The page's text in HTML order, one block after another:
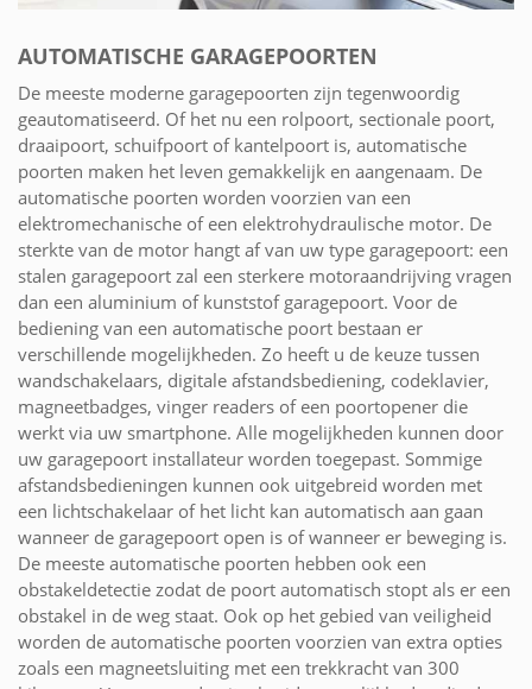
AUTOMATISCHE GARAGEPOORTEN
De meeste moderne garagepoorten zijn tegenwoordig
geautomatiseerd. Of het nu een rolpoort, sectionale poort,
draaipoort, schuifpoort of kantelpoort is, automatische
poorten maken het leven gemakkelijk en aangenaam. De
automatische poorten worden voorzien van een
elektromechanische of een elektrohydraulische motor. De
sterkte van de motor hangt af van uw type garagepoort: een
stalen garagepoort zal een sterkere motoraandrijving vragen
dan een aluminium of kunststof garagepoort. Voor de
bediening van een automatische poort bestaan er
verschillende mogelijkheden. Zo heeft u de keuze tussen
wandschakelaars, digitale afstandsbediening, codeklavier,
magneetbadges, vinger readers of een poortopener die
werkt via uw smartphone. Alle mogelijkheden kunnen door
uw garagepoort installateur worden toegepast. Sommige
afstandsbedieningen kunnen ook uitgebreid worden met
een lichtschakelaar of het licht kan automatisch aan gaan
wanneer de garagepoort open is of wanneer er beweging is.
De meeste automatische poorten hebben ook een
obstakeldetectie zodat de poort automatisch stopt als er een
obstakel in de weg staat. Ook op het gebied van veiligheid
worden de automatische poorten voorzien van extra opties
zoals een magneetsluiting met een trekkracht van 300